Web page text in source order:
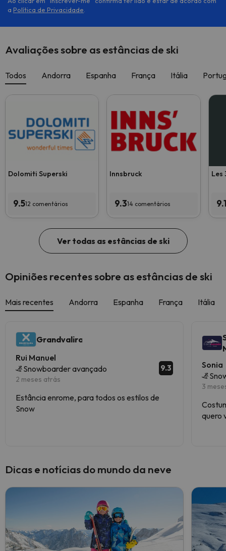
a Política de Privacidade
Avaliações sobre as estâncias de ski
Todos Andorra Espanha França Itália
Dolomiti Superski
9.512 comentários
Innsbruck
9.314 comentários
Les
Ver todas as estâncias de ski
Opiniões recentes sobre as estâncias de ski
Mais recentes Andorra Espanha França Itália
Grandvalira
Rui Manuel
Snowboarder avançado
2 meses atrás
9.3
Estância enrome, para todos os estilos de
Snow
Sonia
3
quero
Dicas e notícias do mundo da neve